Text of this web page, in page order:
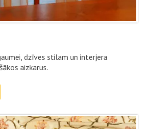
dzīves stilam un interjera
aizkarus.